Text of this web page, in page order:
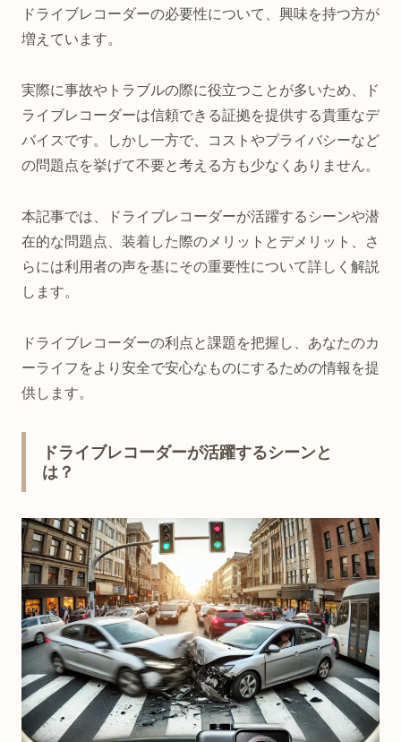
ドライブレコーダーの必要性について、興味を持つ方が
増えています。
実際に事故やトラブルの際に役立つことが多いため、ド
ライブレコーダーは信頼できる証拠を提供する貴重なデ
バイスです。しかし一方で、コストやプライバシーなど
の問題点を挙げて不要と考える方も少なくありません。
本記事では、ドライブレコーダーが活躍するシーンや潜
在的な問題点、装着した際のメリットとデメリット、さ
らには利用者の声を基にその重要性について詳しく解説
します。
ドライブレコーダーの利点と課題を把握し、あなたのカ
ーライフをより安全で安心なものにするための情報を提
供します。
ドライブレコーダーが活躍するシーンと
は？